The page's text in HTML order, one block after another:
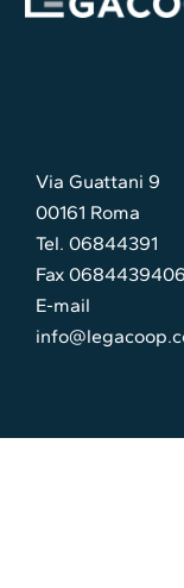
Via Guattani 9
00161 Roma
Tel. 06844391
Fax 0684439406
E-mail